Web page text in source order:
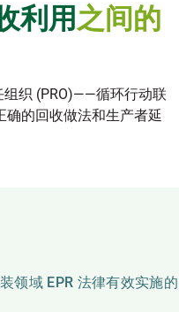
利用之间的
组织 (PRO)——循环行动联
确的回收做法和生产者延
领域 EPR 法律有效实施的